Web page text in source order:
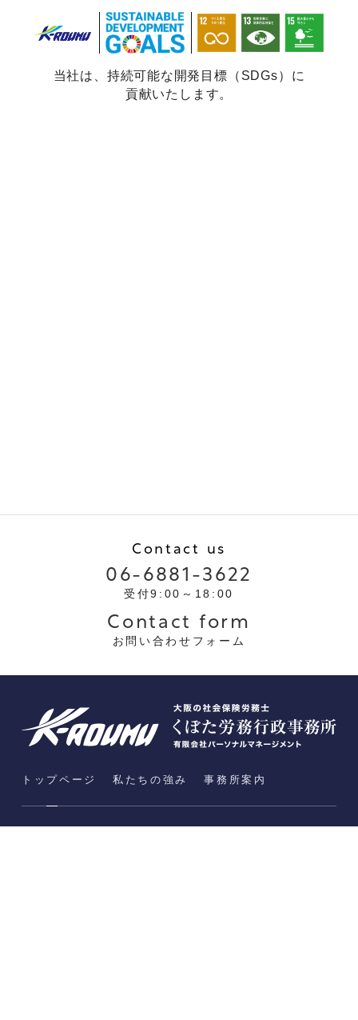
当社は、持続可能な開発目標（SDGs）に
貢献いたします。
Contact us
06-6881-3622
受付9:00～18:00
Contact form
お問い合わせフォーム
トップページ 私たちの強み 事務所案内